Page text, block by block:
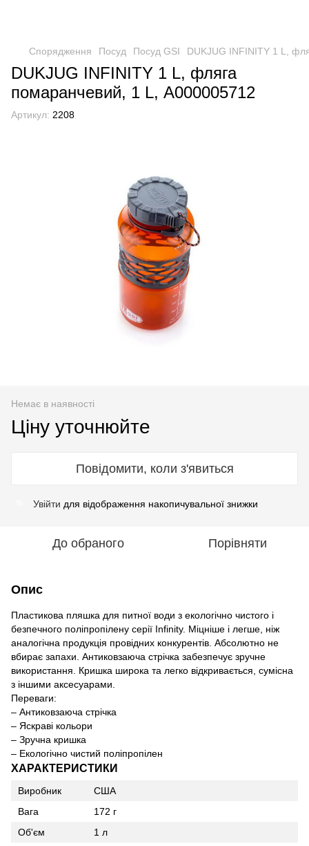
Спорядження Посуд Посуд GSI DUKJUG INFINITY 1 L,
DUKJUG INFINITY 1 L, фляга
помаранчевий, 1 L, А000005712
Артикул: 2208
Немає в наявності
Ціну уточнюйте
Повідомити, коли з'явиться
Увійти для відображення накопичувальної знижки
До обраного Порівняти
Опис
Пластикова пляшка для питної води з екологічно чистого і
безпечного поліпропілену серії Infinity. Міцніше і легше, ніж
аналогічна продукція провідних конкурентів. Абсолютно не
вбирає запахи. Антиковзаюча стрічка забезпечує зручне
використання. Кришка широка та легко відкривається, сумісна
з іншими аксесуарами.
Переваги:
– Антиковзаюча стрічка
– Яскраві кольори
– Зручна кришка
– Екологічно чистий поліпропілен
ХАРАКТЕРИСТИКИ
Виробник
США
Вага
172 г
Об'єм
1 л